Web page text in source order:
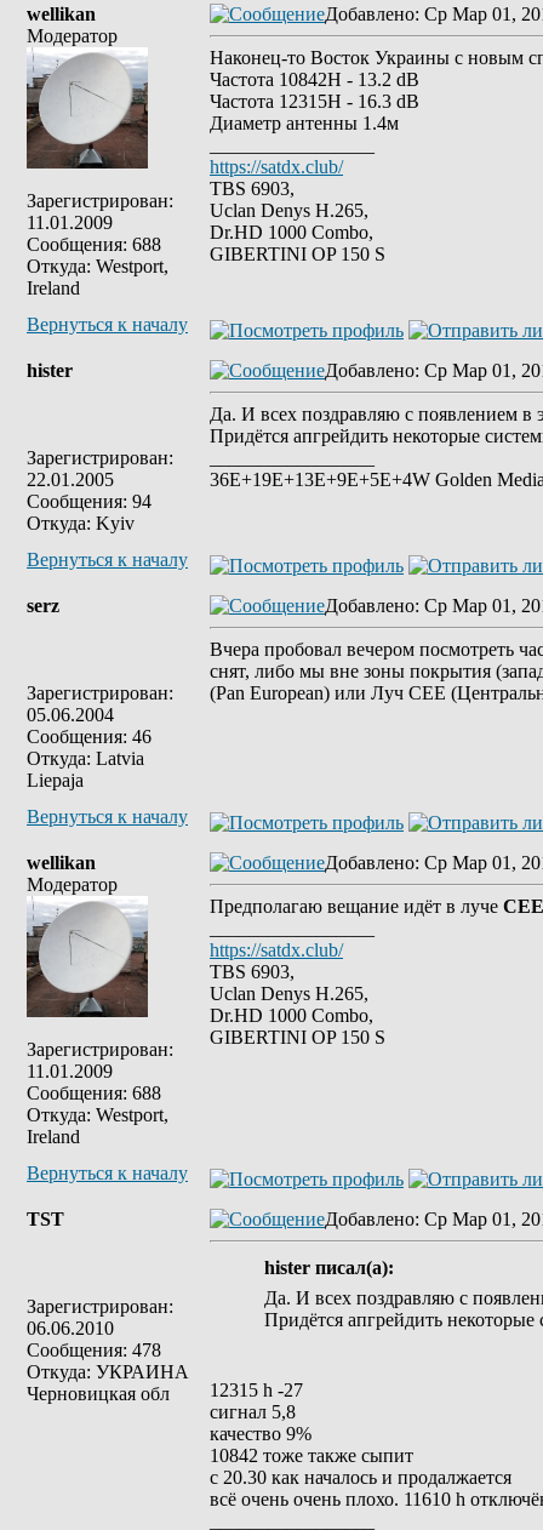
wellikan
Модератор
Зарегистрирован:
11.01.2009
Сообщения: 688
Откуда: Westport,
Ireland
Добавлено: Ср Мар 01,
Наконец-то Восток Украины с новым
Частота 10842H - 13.2 dB
Частота 12315H - 16.3 dB
Диаметр антенны 1.4м
https://satdx.club/
TBS 6903,
Uclan Denys H.265,
Dr.HD 1000 Combo,
GIBERTINI OP 150 S
Вернуться к началу
hister
Зарегистрирован:
22.01.2005
Сообщения: 94
Откуда: Kyiv
Добавлено: Ср Мар 01,
Да. И всех поздравляю с появлением в
Придётся апгрейдить некоторые
36E+19E+13E+9E+5E+4W Golden
Вернуться к началу
serz
Зарегистрирован:
05.06.2004
Сообщения: 46
Откуда: Latvia
Liepaja
Добавлено: Ср Мар 01,
Вчера пробовал вечером посмотреть
снят, либо мы вне зоны покрытия
(Pan European) или Луч CEE
Вернуться к началу
wellikan
Модератор
Зарегистрирован:
11.01.2009
Сообщения: 688
Откуда: Westport,
Ireland
Добавлено: Ср Мар 01,
Предполагаю вещание идёт в луче CEE
https://satdx.club/
TBS 6903,
Uclan Denys H.265,
Dr.HD 1000 Combo,
GIBERTINI OP 150 S
Вернуться к началу
TST
Зарегистрирован:
06.06.2010
Сообщения: 478
Откуда: УКРАИНА
Черновицкая обл
Добавлено: Ср Мар 01,
hister писал(а):
Да. И всех поздравляю с
Придётся апгрейдить
12315 h -27
сигнал 5,8
качество 9%
10842 тоже также сыпит
с 20.30 как началось и продалжается
всё очень очень плохо. 11610 h